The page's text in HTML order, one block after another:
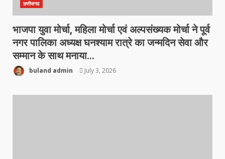
छत्तीसगढ
भाजपा युवा मोर्चा, महिला मोर्चा एवं अल्पसंख्यक मोर्चा ने पूर्व
नगर पालिका अध्यक्ष घनश्याम रात्रे का जन्मदिन सेवा और
सम्मान के साथ मनाया…
buland admin July 3, 2026